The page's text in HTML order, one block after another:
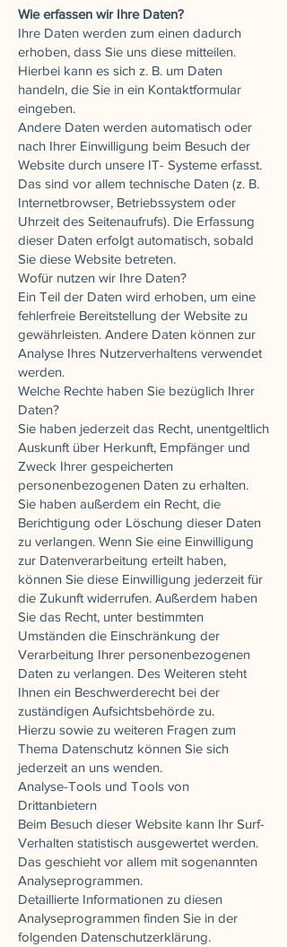
Wie erfassen wir Ihre Daten?
Ihre Daten werden zum einen dadurch
erhoben, dass Sie uns diese mitteilen.
Hierbei kann es sich z. B. um Daten
handeln, die Sie in ein Kontaktformular
eingeben.
Andere Daten werden automatisch oder
nach Ihrer Einwilligung beim Besuch der
Website durch unsere IT- Systeme erfasst.
Das sind vor allem technische Daten (z. B.
Internetbrowser, Betriebssystem oder
Uhrzeit des Seitenaufrufs). Die Erfassung
dieser Daten erfolgt automatisch, sobald
Sie diese Website betreten.
Wofür nutzen wir Ihre Daten?
Ein Teil der Daten wird erhoben, um eine
fehlerfreie Bereitstellung der Website zu
gewährleisten. Andere Daten können zur
Analyse Ihres Nutzerverhaltens verwendet
werden.
Welche Rechte haben Sie bezüglich Ihrer
Daten?
Sie haben jederzeit das Recht, unentgeltlich
Auskunft über Herkunft, Empfänger und
Zweck Ihrer gespeicherten
personenbezogenen Daten zu erhalten.
Sie haben außerdem ein Recht, die
Berichtigung oder Löschung dieser Daten
zu verlangen. Wenn Sie eine Einwilligung
zur Datenverarbeitung erteilt haben,
können Sie diese Einwilligung jederzeit für
die Zukunft widerrufen. Außerdem haben
Sie das Recht, unter bestimmten
Umständen die Einschränkung der
Verarbeitung Ihrer personenbezogenen
Daten zu verlangen. Des Weiteren steht
Ihnen ein Beschwerderecht bei der
zuständigen Aufsichtsbehörde zu.
Hierzu sowie zu weiteren Fragen zum
Thema Datenschutz können Sie sich
jederzeit an uns wenden.
Analyse-Tools und Tools von
Drittanbietern
Beim Besuch dieser Website kann Ihr Surf-
Verhalten statistisch ausgewertet werden.
Das geschieht vor allem mit sogenannten
Analyseprogrammen.
Detaillierte Informationen zu diesen
Analyseprogrammen finden Sie in der
folgenden Datenschutzerklärung.